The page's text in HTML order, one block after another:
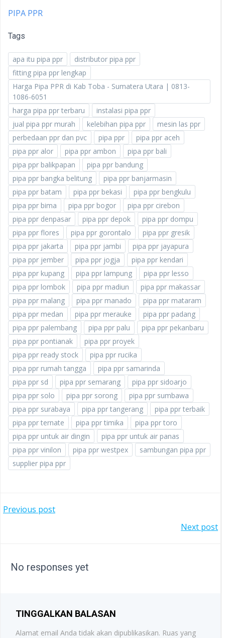
PIPA PPR
Tags
apa itu pipa ppr
distributor pipa ppr
fitting pipa ppr lengkap
Harga Pipa PPR di Kab Toba - Sumatera Utara | 0813-
1086-6051
harga pipa ppr terbaru
instalasi pipa ppr
jual pipa ppr murah
kelebihan pipa ppr
mesin las ppr
perbedaan ppr dan pvc
pipa ppr
pipa ppr aceh
pipa ppr alor
pipa ppr ambon
pipa ppr bali
pipa ppr balikpapan
pipa ppr bandung
pipa ppr bangka belitung
pipa ppr banjarmasin
pipa ppr batam
pipa ppr bekasi
pipa ppr bengkulu
pipa ppr bima
pipa ppr bogor
pipa ppr cirebon
pipa ppr denpasar
pipa ppr depok
pipa ppr dompu
pipa ppr flores
pipa ppr gorontalo
pipa ppr gresik
pipa ppr jakarta
pipa ppr jambi
pipa ppr jayapura
pipa ppr jember
pipa ppr jogja
pipa ppr kendari
pipa ppr kupang
pipa ppr lampung
pipa ppr lesso
pipa ppr lombok
pipa ppr madiun
pipa ppr makassar
pipa ppr malang
pipa ppr manado
pipa ppr mataram
pipa ppr medan
pipa ppr merauke
pipa ppr padang
pipa ppr palembang
pipa ppr palu
pipa ppr pekanbaru
pipa ppr pontianak
pipa ppr proyek
pipa ppr ready stock
pipa ppr rucika
pipa ppr rumah tangga
pipa ppr samarinda
pipa ppr sd
pipa ppr semarang
pipa ppr sidoarjo
pipa ppr solo
pipa ppr sorong
pipa ppr sumbawa
pipa ppr surabaya
pipa ppr tangerang
pipa ppr terbaik
pipa ppr ternate
pipa ppr timika
pipa ppr toro
pipa ppr untuk air dingin
pipa ppr untuk air panas
pipa ppr vinilon
pipa ppr westpex
sambungan pipa ppr
supplier pipa ppr
POST
Previous post
Next post
No responses yet
TINGGALKAN BALASAN
Alamat email Anda tidak akan dipublikasikan. Ruas yang